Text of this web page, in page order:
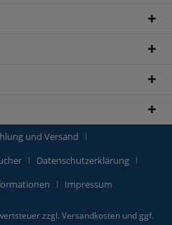
und Versand
Datenschutzerklärung
Impressum
zzgl. Versandkosten und ggf.